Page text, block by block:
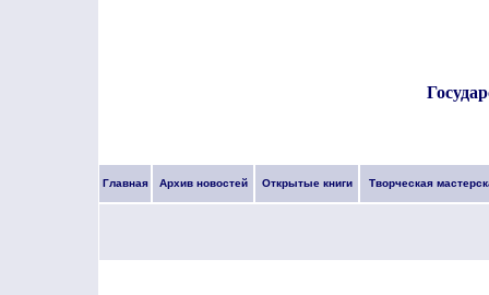
Главная Архив новостей Открытые книги Творческая